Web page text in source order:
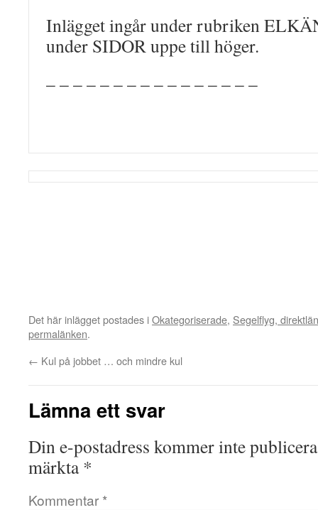
Inlägget ingår under rubriken
under SIDOR uppe till höger.
– – – – – – – – – – – – – – – –
Det här inlägget postades iOkategoriserade, Segelflyg,
permalänken.
← Kul på jobbet … och mindre kul
Lämna ett svar
Din e-postadress kommer inte
märkta *
Kommentar *